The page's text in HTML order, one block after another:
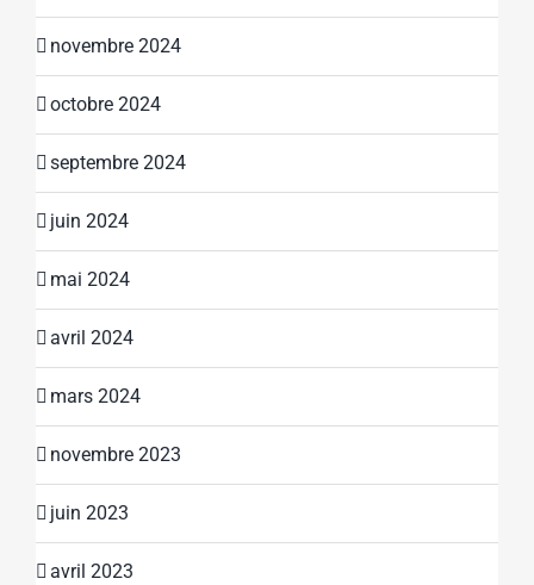
novembre 2024
octobre 2024
septembre 2024
juin 2024
mai 2024
avril 2024
mars 2024
novembre 2023
juin 2023
avril 2023